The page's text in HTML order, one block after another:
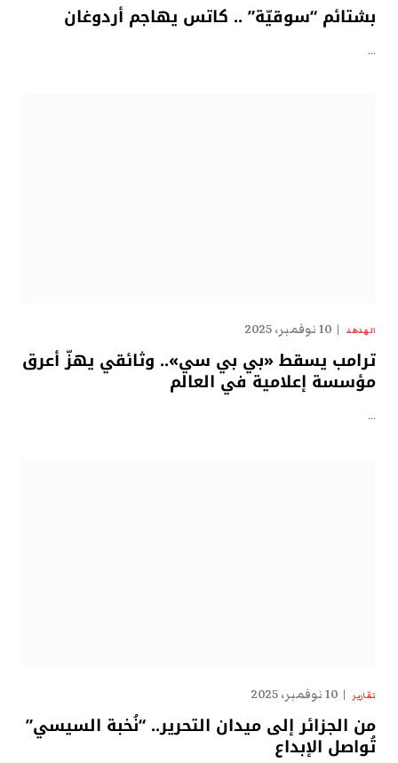
بشتائم “سوقيّة” .. كاتس يهاجم أردوغان
…
الهدهد 10 نوفمبر، 2025
ترامب يسقط «بي بي سي».. وثائقي يهزّ أعرق
مؤسسة إعلامية في العالم
…
تقارير 10 نوفمبر، 2025
من الجزائر إلى ميدان التحرير.. “نُخبة السيسي”
تُواصل الإبداع